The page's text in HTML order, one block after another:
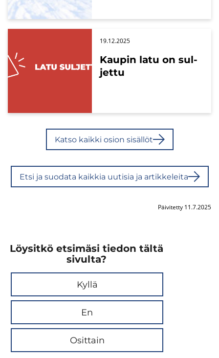
Kau­pin latu on sul­
jet­tu
19.12.2025
Katso kaik­ki osion si­säl­löt
Etsi ja suo­da­ta kaik­kia uu­ti­sia ja ar­tik­ke­lei­ta
Päivitetty 11.7.2025
Löysitkö etsimäsi tiedon tältä
sivulta?
Kyllä
En
Osittain